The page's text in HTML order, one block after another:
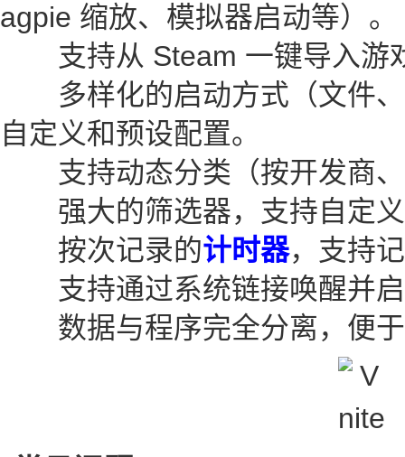
agpie 缩放、模拟器启动等）。
支持从 Steam 一键导入游
多样化的启动方式（文件、
自定义和预设配置。
支持动态分类（按开发商、
强大的筛选器，支持自定义
按次记录的计时器，支持
支持通过系统链接唤醒并启
数据与程序完全分离，便于